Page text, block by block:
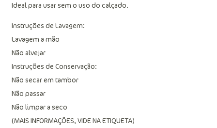
Ideal para usar sem o uso do calçado.
Instruções de Lavagem:
Lavagem a mão
Não alvejar
Instruções de Conservação:
Não secar em tambor
Não passar
Não limpar a seco
(MAIS INFORMAÇÕES, VIDE NA ETIQUETA)